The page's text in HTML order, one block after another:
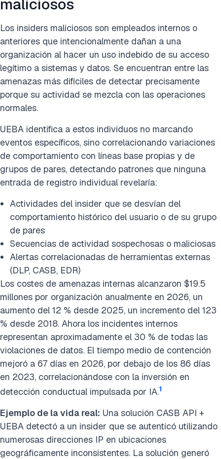
maliciosos
Los insiders maliciosos son empleados internos o
anteriores que intencionalmente dañan a una
organización al hacer un uso indebido de su acceso
legítimo a sistemas y datos. Se encuentran entre las
amenazas más difíciles de detectar precisamente
porque su actividad se mezcla con las operaciones
normales.
UEBA identifica a estos individuos no marcando
eventos específicos, sino correlacionando variaciones
de comportamiento con líneas base propias y de
grupos de pares, detectando patrones que ninguna
entrada de registro individual revelaría:
Actividades del insider que se desvían del
comportamiento histórico del usuario o de su grupo
de pares
Secuencias de actividad sospechosas o maliciosas
Alertas correlacionadas de herramientas externas
(DLP, CASB, EDR)
Los costes de amenazas internas alcanzaron $19.5
millones por organización anualmente en 2026, un
aumento del 12 % desde 2025, un incremento del 123
% desde 2018. Ahora los incidentes internos
representan aproximadamente el 30 % de todas las
violaciones de datos. El tiempo medio de contención
mejoró a 67 días en 2026, por debajo de los 86 días
en 2023, correlacionándose con la inversión en
detección conductual impulsada por IA.1
Ejemplo de la vida real: Una solución CASB API +
UEBA detectó a un insider que se autenticó utilizando
numerosas direcciones IP en ubicaciones
geográficamente inconsistentes. La solución generó
Cita esta investigación